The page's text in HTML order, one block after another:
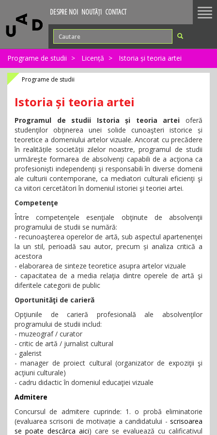
DESPRE NOI NOUTĂȚI CONTACT
Programe de studii Licență Istoria și teoria artei
Programe de studii
Istoria și teoria artei
Programul de studii Istoria și teoria artei oferă
studenţilor obţinerea unei solide cunoaşteri istorice și
teoretice a domeniului artelor vizuale. Ancorat cu precădere
în realitățile societății zilelor noastre, programul de studii
urmăreşte formarea de absolvenţi capabili de a acţiona ca
profesionişti independenţi şi responsabili în diverse domenii
ale culturii contemporane, ca mediatori culturali eficienţi şi
ca viitori cercetători în domeniul istoriei şi teoriei artei.
Competenţe
Între competenţele esenţiale obţinute de absolvenţii
programului de studii se numără:
- recunoaşterea operelor de artă, sub aspectul apartenenţei
la un stil, perioadă sau autor, precum și analiza critică a
acestora
- elaborarea de sinteze teoretice asupra artelor vizuale
- capacitatea de a media relaţia dintre operele de artă şi
diferitele categorii de public
Oportunităţi de carieră
Opţiunile de carieră profesională ale absolvenţilor
programului de studii includ:
- muzeograf / curator
- critic de artă / jurnalist cultural
- galerist
- manager de proiect cultural (organizator de expoziţii şi
acţiuni culturale)
- cadru didactic în domeniul educaţiei vizuale
Admitere
Concursul de admitere cuprinde: 1. o probă eliminatorie
(evaluarea scrisorii de motivație a candidatului - scrisoarea
se poate descărca aici) care se evaluează cu calificativul